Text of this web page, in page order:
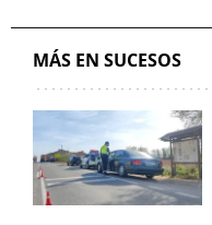
MÁS EN SUCESOS